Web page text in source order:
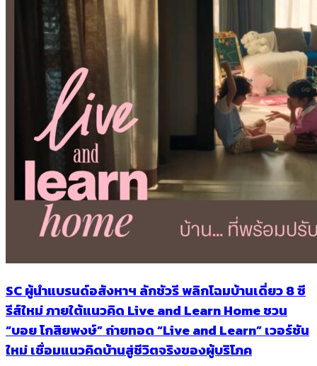
SC ผู้นำแบรนด์อสังหาฯ ลักชัวรี พลิกโฉมบ้านเดี่ยว 8 ซี
รีส์ใหม่ ภายใต้แนวคิด Live and Learn Home ชวน
“บอย โกสิยพงษ์” ถ่ายทอด “Live and Learn” เวอร์ชัน
ใหม่ เชื่อมแนวคิดบ้านสู่ชีวิตจริงของผู้บริโภค